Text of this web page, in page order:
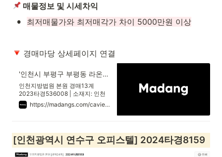
매물정보 및 시세차익
• 최저매물가와 최저매각가 차이 5000만원 이상
경매마당 상세페이지 연결
'인천시 부평구 부평동 라온밸리온' 의 시세, 권리분석, 상세정보
인천지방법원 본원 경매13계
2023타경536008 | 소재지: 인천
광역시 부평구 부흥로359번길 9,
14층1402호 (부평동,라온밸리온) |
https://madangs.com/caview?m_code=0820230536008001
[인천광역시 연수구 오피스텔] 2024타경8159